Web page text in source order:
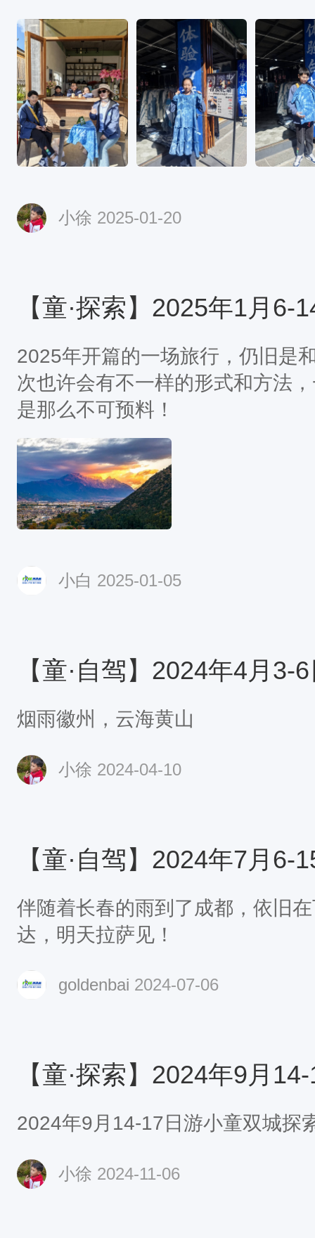
小徐 2025-01-20
2025年开篇的一场旅行，仍旧是
次也许会有不一样的形式和方法
是那么不可预料！
小白 2025-01-05
烟雨徽州，云海黄山
小徐 2024-04-10
伴随着长春的雨到了成都，依旧
达，明天拉萨见！
goldenbai 2024-07-06
2024年9月14-17日游小童双城探
小徐 2024-11-06